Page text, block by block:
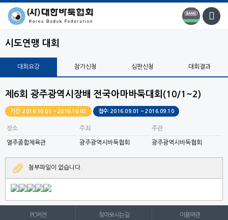
시도연맹 대회
대회요강 참가신청 심판신청 대회결과
제6회 광주광역시장배 전국아마바둑대회(10/1~2)
기간: 2016.10.01 ~ 2016.10.02 접수: 2016.09.01 ~ 2016.09.10
장소
열주종합체육관
주최
광주광역시바둑협회
주관
광주광역시바둑협회
첨부파일이 없습니다.
PC버전 찾아오시는길 이용약관